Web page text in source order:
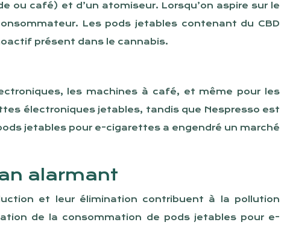
ou café) et d’un atomiseur. Lorsqu’on aspire sur le
Les pods jetables contenant du CBD
présent dans le cannabis.
les machines à café, et même pour les
électroniques jetables, tandis que Nespresso est
jetables pour e-cigarettes a engendré un marché
alarmant
et leur élimination contribuent à la pollution
de la consommation de pods jetables pour e-